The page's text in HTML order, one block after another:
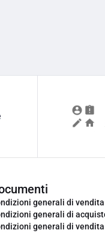
generali di vendita
generali di
generali di vendita